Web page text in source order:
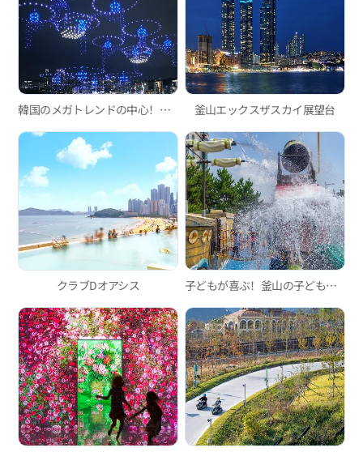
韓国のメガトレンドの中心！広安里Mドローンライトショー 釜山エックスザスカイ展望台
クラブDオアシス 子どもが喜ぶ！釜山の子ども向けウォーターパーク3選